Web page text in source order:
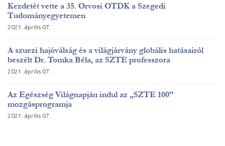
Kezdetét vette a 35. Orvosi OTDK a Szegedi
Tudományegyetemen
2021. április 07.
A szuezi hajóválság és a világjárvány globális hatásairól
beszélt Dr. Tomka Béla, az SZTE professzora
2021. április 07.
Az Egészség Világnapján indul az „SZTE 100”
mozgásprogramja
2021. április 07.